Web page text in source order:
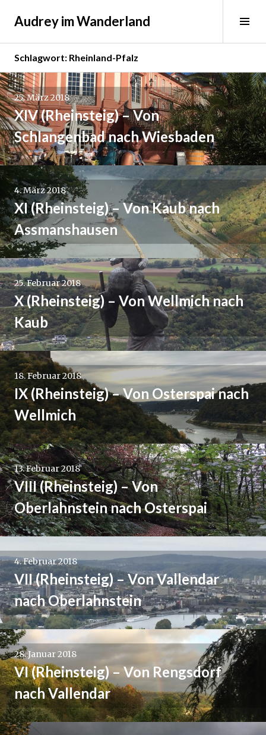
zumAudrey im Wanderland
Schlagwort: Rheinland-Pfalz
25. März 2018
XIV (Rheinsteig) – Von
Schlangenbad nach Wiesbaden
4. März 2018
XI (Rheinsteig) – Von Kaub nach
Assmanshausen
25. Februar 2018
X (Rheinsteig) – Von Wellmich nach
Kaub
18. Februar 2018
IX (Rheinsteig) – Von Osterspai nach
Wellmich
13. Februar 2018
VIII (Rheinsteig) – Von
Oberlahnstein nach Osterspai
4. Februar 2018
VII (Rheinsteig) – Von Vallendar
nach Oberlahnstein
28. Januar 2018
VI (Rheinsteig) – Von Rengsdorf
nach Vallendar
Beitrags-
Navigation